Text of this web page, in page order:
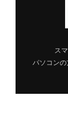
ス
パソコンの